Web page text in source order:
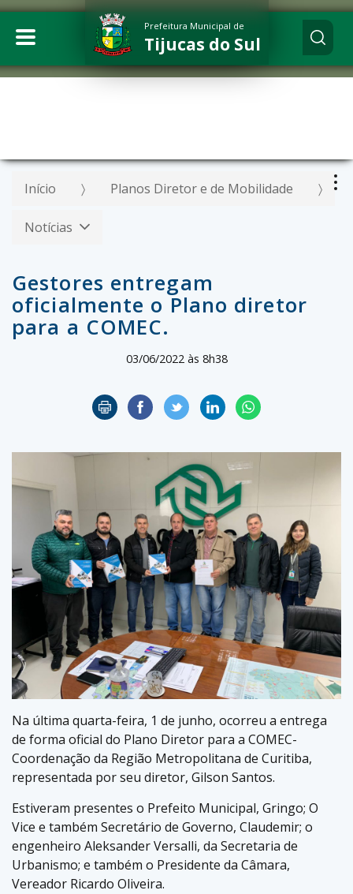
Prefeitura Municipal de
Tijucas do Sul
Início Planos Diretor e de Mobilidade
Notícias
Gestores entregam
oficialmente o Plano diretor
para a COMEC.
03/06/2022 às 8h38
Na última quarta-feira, 1 de junho, ocorreu a entrega
de forma oficial do Plano Diretor para a COMEC-
Coordenação da Região Metropolitana de Curitiba,
representada por seu diretor, Gilson Santos.
Estiveram presentes o Prefeito Municipal, Gringo; O
Vice e também Secretário de Governo, Claudemir; o
engenheiro Aleksander Versalli, da Secretaria de
Urbanismo; e também o Presidente da Câmara,
Vereador Ricardo Oliveira.